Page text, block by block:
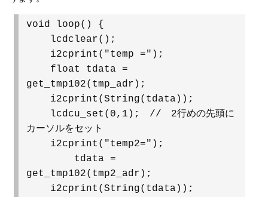
void loop() {
lcdclear();
i2cprint("temp =");
float tdata =
get_tmp102(tmp_adr);
i2cprint(String(tdata));
lcdcu_set(0,1); // 2行めの先頭に
カーソルをセット
i2cprint("temp2=");
tdata =
get_tmp102(tmp2_adr);
i2cprint(String(tdata));